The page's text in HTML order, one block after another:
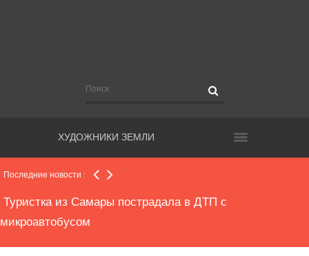
ХУДОЖНИКИ ЗЕМЛИ
Последние новости :
Судебные приставы из ОПГ, занимавшейся хищением
Туристка из Самары пострадала в ДТП с
Мэрия Самары приватизирует объекты культурного
наследия